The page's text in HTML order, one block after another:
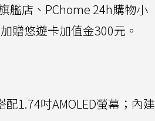
艦店、PChome 24h購物小
贈悠遊卡加值金300元。
1.74吋AMOLED螢幕；內建